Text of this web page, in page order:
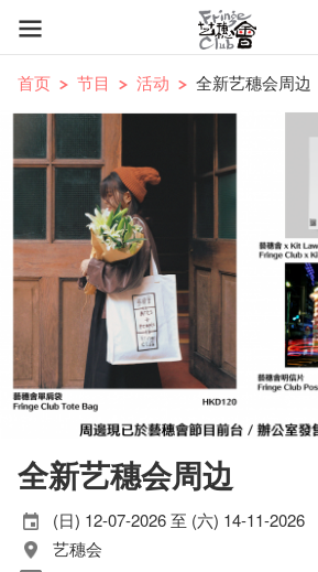
首页 节目 活动 全新艺穗会周边
全新艺穗会周边
(日) 12-07-2026 至 (六) 14-11-2026
艺穗会